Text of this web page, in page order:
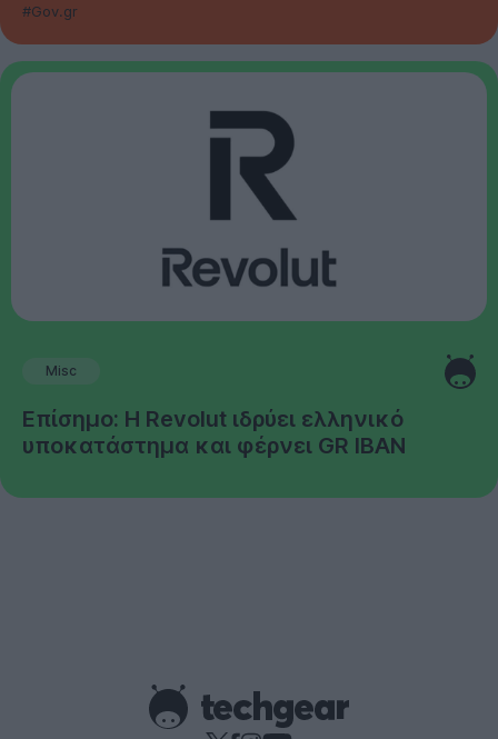
#Gov.gr
Misc
Επίσημο: Η Revolut ιδρύει ελληνικό
υποκατάστημα και φέρνει GR IBAN